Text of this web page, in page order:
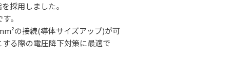
採用しました。
。
の接続(導体サイズアップ)が可
る際の電圧降下対策に最適で